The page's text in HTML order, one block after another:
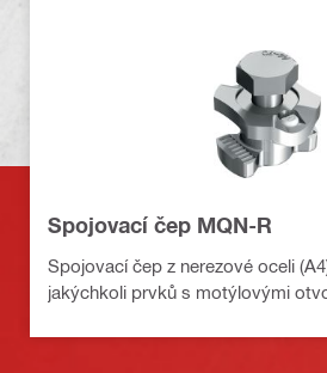
Spojovací čep MQN-R
Spojovací čep z nerezové oceli
jakýchkoli prvků s motýlovými